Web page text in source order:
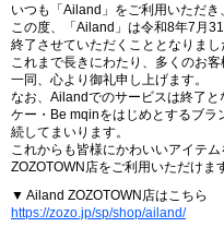
いつも「Ailand」をご利用いただき
この度、「Ailand」は令和8年7月
終了させていただくこととなりまし
これまで長きにわたり、多くのお
一同、心より御礼申し上げます。
なお、Ailandでのサービスは終了
ケー・Be mqinをはじめとするブラ
続してまいります。
これからも皆様にかわいいアイテ
ZOZOTOWN店をご利用いただけま
▼ Ailand ZOZOTOWN店はこちら
https://zozo.jp/sp/shop/ailand/